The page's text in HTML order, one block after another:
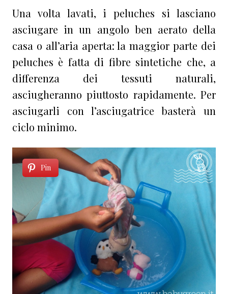
Una volta lavati, i peluches si lasciano
asciugare in un angolo ben aerato della
casa o all’aria aperta: la maggior parte dei
peluches è fatta di fibre sintetiche che, a
differenza dei tessuti naturali,
asciugheranno piuttosto rapidamente. Per
asciugarli con l’asciugatrice basterà un
ciclo minimo.
Pin